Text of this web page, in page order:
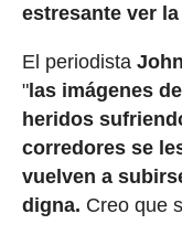
estresante ver
El periodista
"las imágenes
heridos
corredores se
vuelven a
digna. Creo que